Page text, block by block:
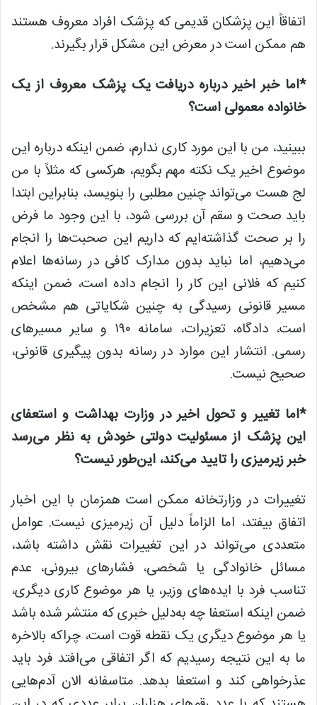
اتفاقاً این پزشکان قدیمی که پزشک افراد معروف هستند
هم ممکن است در معرض این مشکل قرار بگیرند.
*اما خبر اخیر درباره دریافت یک پزشک معروف از یک
خانواده معمولی است؟
ببینید، من با این مورد کاری ندارم، ضمن اینکه درباره این
موضوع اخیر یک نکته مهم بگویم، هرکسی که مثلاً با من
لج هست می‌تواند چنین مطلبی را بنویسد، بنابراین ابتدا
باید صحت و سقم آن بررسی شود، با این وجود ما فرض
را بر صحت گذاشته‌ایم که داریم این صحبت‌ها را انجام
می‌دهیم، اما نباید بدون مدارک کافی در رسانه‌ها اعلام
کنیم که فلانی این کار را انجام داده است، ضمن اینکه
مسیر قانونی رسیدگی به چنین شکایاتی هم مشخص
است، دادگاه، تعزیرات، سامانه ۱۹۰ و سایر مسیرهای
رسمی. انتشار این موارد در رسانه بدون پیگیری قانونی،
صحیح نیست.
*اما تغییر و تحول اخیر در وزارت بهداشت و استعفای
این پزشک از مسئولیت دولتی خودش به نظر می‌رسد
خبر زیرمیزی را تایید می‌کند، این‌طور نیست؟
تغییرات در وزارتخانه ممکن است همزمان با این اخبار
اتفاق بیفتد، اما الزاماً دلیل آن زیرمیزی نیست. عوامل
متعددی می‌تواند در این تغییرات نقش داشته باشد،
مسائل خانوادگی یا شخصی، فشارهای بیرونی، عدم
تناسب فرد با ایده‌های وزیر، یا هر موضوع کاری دیگری،
ضمن اینکه استعفا چه به‌دلیل خبری که منتشر شده باشد
یا هر موضوع دیگری یک نقطه قوت است، چراکه بالاخره
ما به این نتیجه رسیدیم که اگر اتفاقی می‌افتد فرد باید
عذرخواهی کند و استعفا بدهد. متاسفانه الان آدم‌هایی